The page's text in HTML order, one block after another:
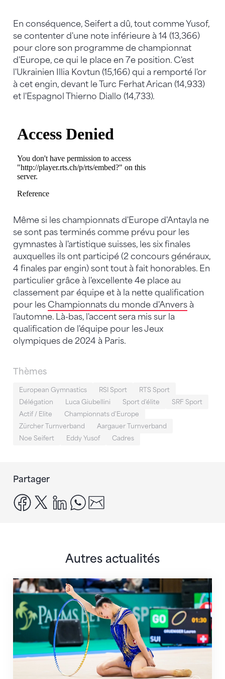
En conséquence, Seifert a dû, tout comme Yusof,
se contenter d'une note inférieure à 14 (13,366)
pour clore son programme de championnat
d'Europe, ce qui le place en 7e position. C'est
l'Ukrainien Illia Kovtun (15,166) qui a remporté l'or
à cet engin, devant le Turc Ferhat Arican (14,933)
et l'Espagnol Thierno Diallo (14,733).
Même si les championnats d'Europe d'Antayla ne
se sont pas terminés comme prévu pour les
gymnastes à l'artistique suisses, les six finales
auxquelles ils ont participé (2 concours généraux,
4 finales par engin) sont tout à fait honorables. En
particulier grâce à l'excellente 4e place au
classement par équipe et à la nette qualification
pour les Championnats du monde d'Anvers à
l'automne. Là-bas, l'accent sera mis sur la
qualification de l'équipe pour les Jeux
olympiques de 2024 à Paris.
Thèmes
European Gymnastics RSI Sport
RTS Sport
Délégation
Luca Giubellini Sport d'élite
SRF Sport
Actif / Elite
Championnats d'Europe
Zürcher Turnverband
Aargauer Turnverband
Noe Seifert
Eddy Yusof Cadres
Partager
facebook
x linkedinwhatsapp
Autres actualités
Prochaine étape : les Championnats du monde